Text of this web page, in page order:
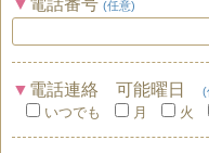
(任意)
電話連絡 可能曜日 (
いつでも 月 火